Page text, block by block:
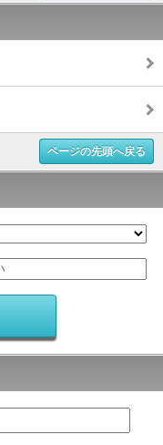
ページの先頭へ戻る